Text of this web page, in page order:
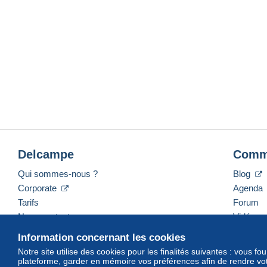
Information concernant les cookies
Notre site utilise des cookies pour les finalités suivantes : vous
plateforme, garder en mémoire vos préférences afin de rendre
Delcampe
Qui sommes-nous ?
Corporate
Tarifs
Nous contacter
Blog
Agenda
Forum
Vidéos
Français USD America/Indiana/Vevay